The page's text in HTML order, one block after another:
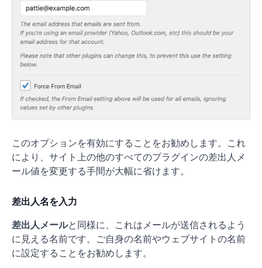
このオプションを有効にすることをお勧めします。これ
により、サイト上の他のすべてのプラグインの差出人メ
ール値を変更する手間が大幅に省けます。
差出人名を入力
差出人メールと同様に、これはメールが送信されるよう
に見える名前です。ご自身の名前やウェブサイトの名前
に設定することをお勧めします。